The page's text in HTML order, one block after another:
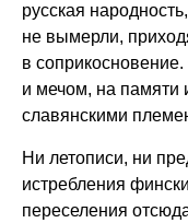
русская
не вымерли,
в
и мечом, на памяти
славянскими
Ни летописи, ни
истребления
переселения